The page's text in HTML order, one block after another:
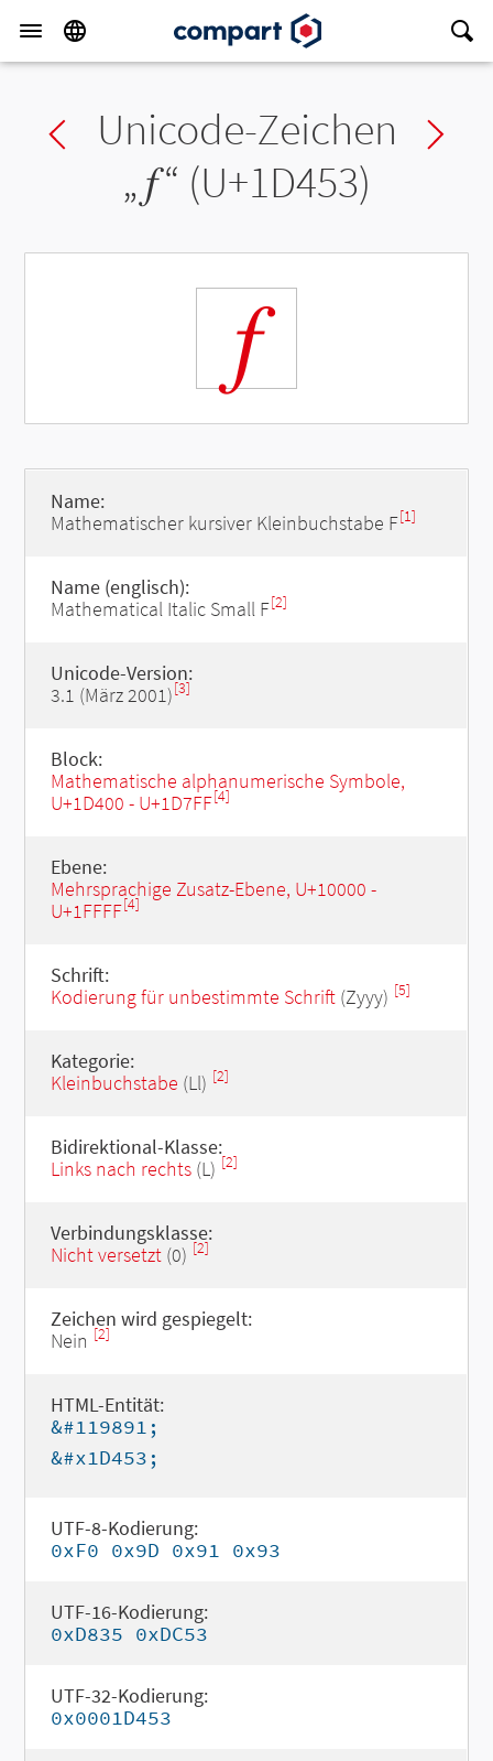
Previous char
Unicode-Zeichen
„ 𝑓“ (U+1D453)
𝑓
Name:
Mathematischer kursiver Kleinbuchstabe F[1]
Name (englisch):
Mathematical Italic Small F[2]
Unicode-Version:
3.1 (März 2001)[3]
Block:
Mathematische alphanumerische Symbole,
U+1D400 - U+1D7FF[4]
Ebene:
Mehrsprachige Zusatz-Ebene, U+10000 -
U+1FFFF[4]
Schrift:
Kodierung für unbestimmte Schrift(Zyyy) [5]
Kategorie:
Kleinbuchstabe (Ll) [2]
Bidirektional-Klasse:
Links nach rechts(L) [2]
Verbindungsklasse:
Nicht versetzt(0) [2]
Zeichen wird gespiegelt:
Nein [2]
HTML-Entität:
&#119891;
&#x1D453;
UTF-8-Kodierung:
0xF0 0x9D 0x91 0x93
UTF-16-Kodierung:
0xD835 0xDC53
UTF-32-Kodierung:
0x0001D453